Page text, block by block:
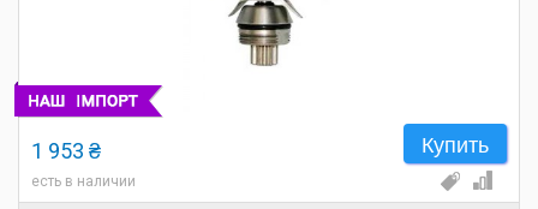
Купить
1 953 ₴
есть в наличии